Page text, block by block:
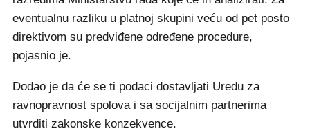
eventualnu razliku u platnoj skupini veću od pet posto
direktivom su predviđene određene procedure,
pojasnio je.
Dodao je da će se ti podaci dostavljati Uredu za
ravnopravnost spolova i sa socijalnim partnerima
utvrditi zakonske konzekvence.